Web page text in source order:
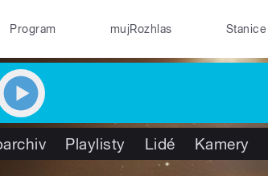
Program mujRozhlas Stanice
Playlisty Lidé Kamery